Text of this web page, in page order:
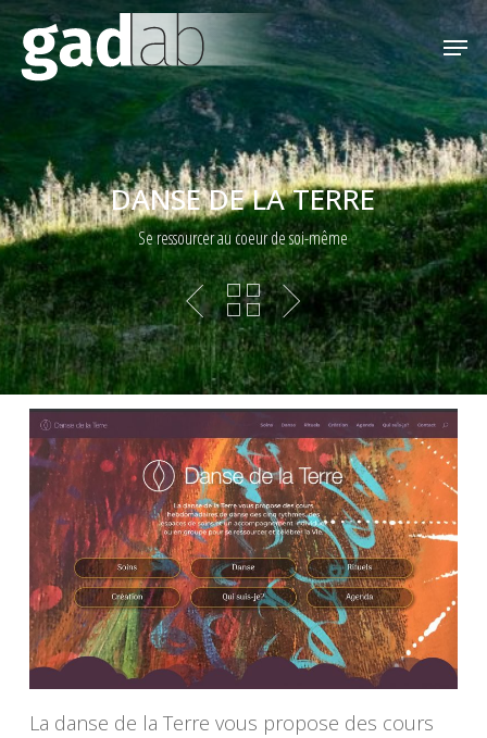
Skip
main
DANSE DE LA TERRE
Se ressourcer au coeur de soi-même
La danse de la Terre vous propose des cours
Menu